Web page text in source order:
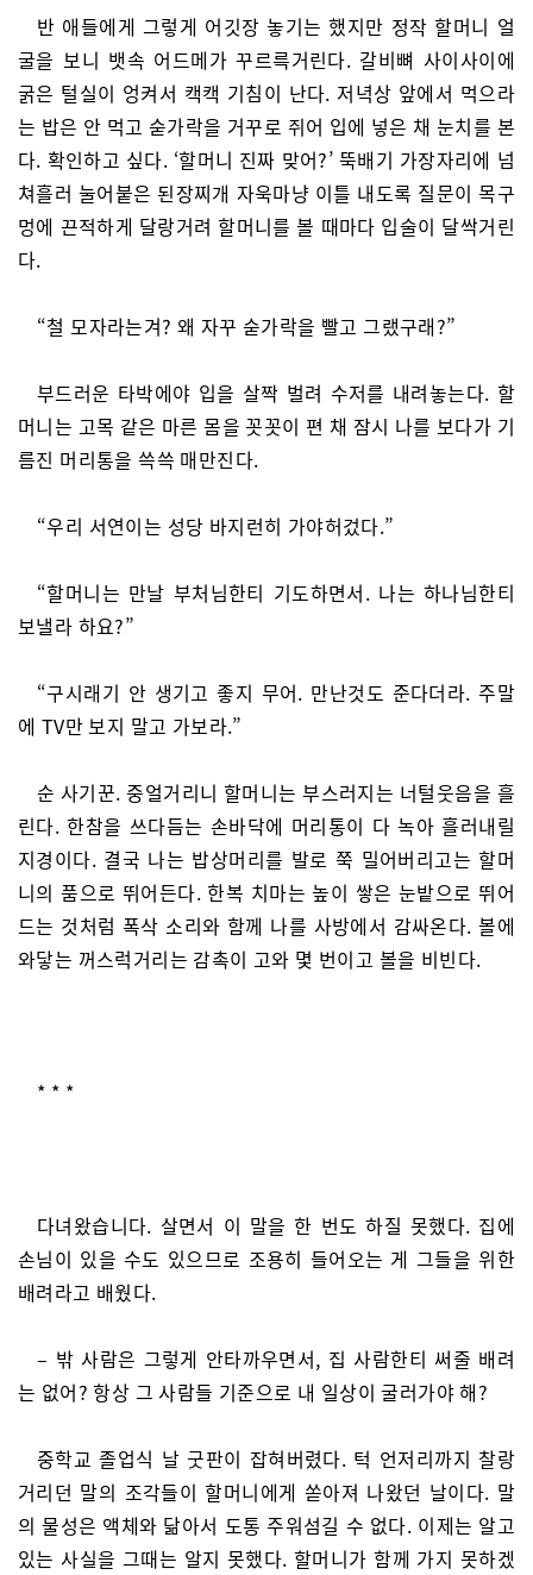
반 애들에게 그렇게 어깃장 놓기는 했지만 정작 할머니 얼
굴을 보니 뱃속 어드메가 꾸르륵거린다. 갈비뼈 사이사이에
굵은 털실이 엉켜서 캑캑 기침이 난다. 저녁상 앞에서 먹으라
는 밥은 안 먹고 숟가락을 거꾸로 쥐어 입에 넣은 채 눈치를 본
다. 확인하고 싶다. ‘할머니 진짜 맞어?’ 뚝배기 가장자리에 넘
쳐흘러 눌어붙은 된장찌개 자욱마냥 이틀 내도록 질문이 목구
멍에 끈적하게 달랑거려 할머니를 볼 때마다 입술이 달싹거린
다.
“철 모자라는겨? 왜 자꾸 숟가락을 빨고 그랬구래?”
부드러운 타박에야 입을 살짝 벌려 수저를 내려놓는다. 할
머니는 고목 같은 마른 몸을 꼿꼿이 편 채 잠시 나를 보다가 기
름진 머리통을 쓱쓱 매만진다.
“우리 서연이는 성당 바지런히 가야허겄다.”
“할머니는 만날 부처님한티 기도하면서. 나는 하나님한티
보낼라 하요?”
“구시래기 안 생기고 좋지 무어. 만난것도 준다더라. 주말
에 TV만 보지 말고 가보라.”
순 사기꾼. 중얼거리니 할머니는 부스러지는 너털웃음을 흘
린다. 한참을 쓰다듬는 손바닥에 머리통이 다 녹아 흘러내릴
지경이다. 결국 나는 밥상머리를 발로 쭉 밀어버리고는 할머
니의 품으로 뛰어든다. 한복 치마는 높이 쌓은 눈밭으로 뛰어
드는 것처럼 폭삭 소리와 함께 나를 사방에서 감싸온다. 볼에
와닿는 꺼스럭거리는 감촉이 고와 몇 번이고 볼을 비빈다.
* * *
다녀왔습니다. 살면서 이 말을 한 번도 하질 못했다. 집에
손님이 있을 수도 있으므로 조용히 들어오는 게 그들을 위한
배려라고 배웠다.
– 밖 사람은 그렇게 안타까우면서, 집 사람한티 써줄 배려
는 없어? 항상 그 사람들 기준으로 내 일상이 굴러가야 해?
중학교 졸업식 날 굿판이 잡혀버렸다. 턱 언저리까지 찰랑
거리던 말의 조각들이 할머니에게 쏟아져 나왔던 날이다. 말
의 물성은 액체와 닮아서 도통 주워섬길 수 없다. 이제는 알고
있는 사실을 그때는 알지 못했다. 할머니가 함께 가지 못하겠